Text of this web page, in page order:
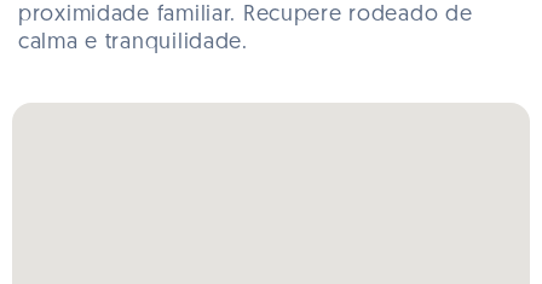
proximidade familiar. Recupere rodeado de
calma e tranquilidade.